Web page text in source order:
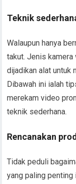
Teknik
Walaupun hanya
takut. Jenis kamera
dijadikan alat untuk
Dibawah ini ialah
merekam video
teknik sederhana.
Rencanakan
Tidak peduli
yang paling penting